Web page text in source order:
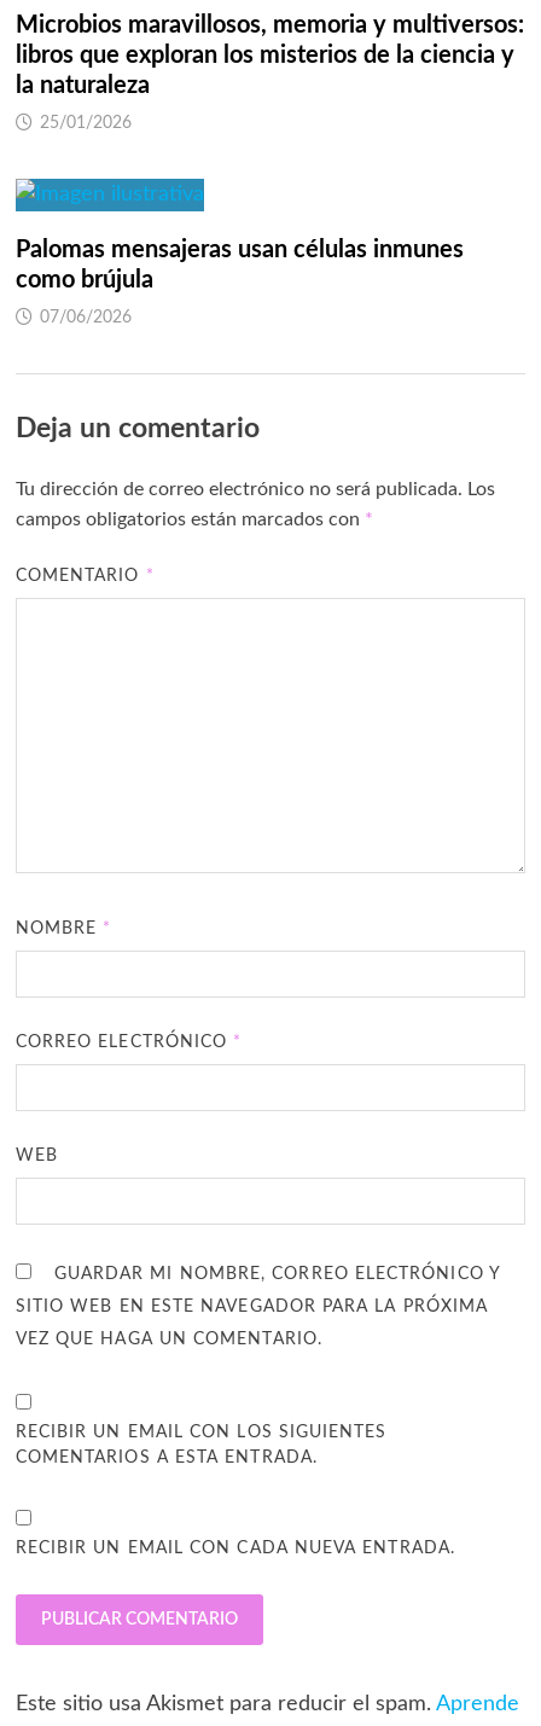
Microbios maravillosos, memoria y multiversos:
libros que exploran los misterios de la ciencia y
la naturaleza
25/01/2026
Palomas mensajeras usan células inmunes
como brújula
07/06/2026
Deja un comentario
Tu dirección de correo electrónico no será publicada. Los
campos obligatorios están marcados con *
COMENTARIO *
NOMBRE *
CORREO ELECTRÓNICO *
WEB
GUARDAR MI NOMBRE, CORREO ELECTRÓNICO Y
SITIO WEB EN ESTE NAVEGADOR PARA LA PRÓXIMA
VEZ QUE HAGA UN COMENTARIO.
RECIBIR UN EMAIL CON LOS SIGUIENTES
COMENTARIOS A ESTA ENTRADA.
RECIBIR UN EMAIL CON CADA NUEVA ENTRADA.
Este sitio usa Akismet para reducir el spam. Aprende